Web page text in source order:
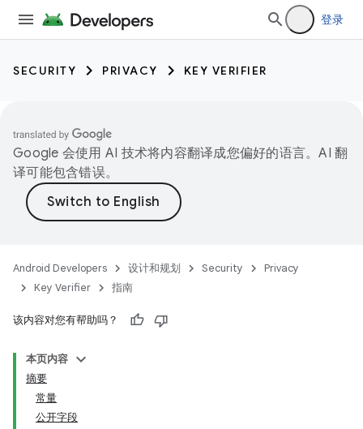
登录
SECURITY PRIVACY KEY VERIFIER
Google 会使用 AI 技术将内容翻译成您偏好的语言。AI 翻
译可能包含错误。
Android Developers 设计和规划 Security
Privacy
Key Verifier
指南
该内容对您有帮助吗？
本页内容
摘要
常量
公开字段